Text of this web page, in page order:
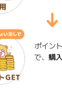
ポイン
で、 購